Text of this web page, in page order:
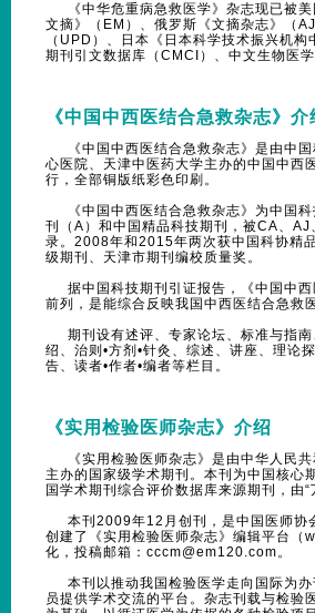
《中华危重病急救医学》杂志现已被美
文摘》（EM）、俄罗斯《文摘杂志》（
（UPD）、日本《日本科学技术振兴机
期刊引文数据库（CMCI）、中文生物医
《中国中西医结合急救杂志》介
《中国中西医结合急救杂志》是由中国
心医院、天津中医药大学主办的中国中
行，全部铜版纸彩色印刷。
《中国中西医结合急救杂志》为中国科
刊（A）和中国精品科技期刊，被CA、
录。2008年和2015年两次获中国科协精
级期刊、天津市期刊编校质量奖。
据中国科技期刊引证报告，《中国中西
前列，是能综合反映我国中西医结合急救
期刊设有述评、专家论坛、标准与指南
绍、治则•方剂•针灸、综述、讲座、理论
告、读者•作者•编者等栏目。
《实用检验医师杂志》介绍
《实用检验医师杂志》是由中华人民共
主办的国家级学术期刊。本刊为中国核心
国学术期刊综合评价数据库来源期刊，由
本刊2009年12月创刊，是中国医师协
创建了《实用检验医师杂志》编辑平台
化，投稿邮箱：cccm@em120.com。
本刊以推动我国检验医学走向国际为办
员提供学术交流的平台。杂志刊载与检验